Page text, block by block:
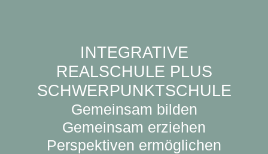
INTEGRATIVE
REALSCHULE PLUS
SCHWERPUNKTSCHULE
Gemeinsam bilden
Gemeinsam erziehen
Perspektiven ermöglichen